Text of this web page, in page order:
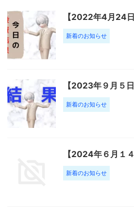
【2022年4月24
新着のお知らせ
【2023年９月５
新着のお知らせ
【2024年６月１
新着のお知らせ